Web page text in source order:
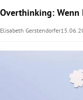
Overthinking: Wenn
Elisabeth Gerstendorfer